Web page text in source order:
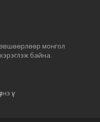
монгол
байна.
үү.